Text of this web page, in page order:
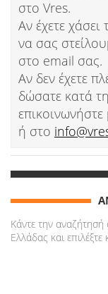
Ταινίες
στο Vres.
Αν έχετε
να σας
στο email σας.
Αν δεν έχετε
δώσατε κατά
ή στο
Κάντε την
Ελλάδας και επιλέξτε